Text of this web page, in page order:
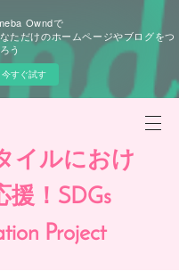
Owndで
ただけのホームページやブログをつ
う
今すぐ試す
イルにおけ
援！SDGs
Project